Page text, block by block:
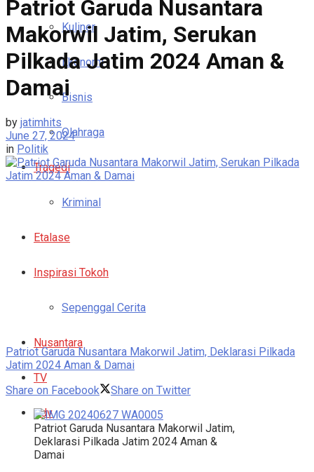
Kuliner
Ekonomi
Bisnis
Olahraga
Tragedi
Kriminal
Etalase
Inspirasi Tokoh
Sepenggal Cerita
Nusantara
TV
Adv
Patriot Garuda Nusantara
Makorwil Jatim, Serukan
Pilkada Jatim 2024 Aman &
Damai
by jatimhits
June 27, 2024
in Politik
Patriot Garuda Nusantara Makorwil Jatim, Deklarasi Pilkada
Jatim 2024 Aman & Damai
Share on Facebook
Share on Twitter
Patriot Garuda Nusantara Makorwil Jatim,
Deklarasi Pilkada Jatim 2024 Aman &
Damai